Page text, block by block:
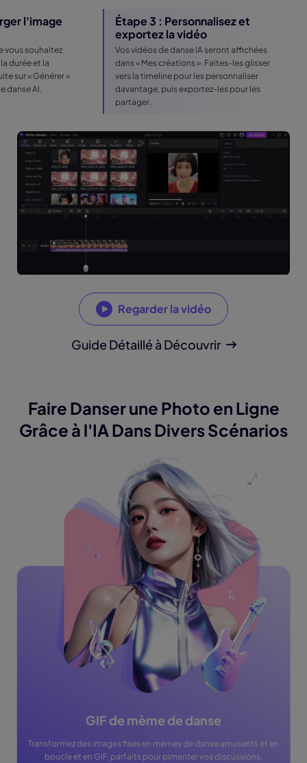
l'image
vous souhaitez
durée et la
sur « Générer »
danse Al.
Étape 3 : Personnalisez et
exportez la vidéo
Vos vidéos de danse lA seront affichées
dans « Mes créations ». Faites-les glisser
vers la timeline pour les personnaliser
davantage, puis exportez-les pour les
partager.
Regarder la vidéo
Guide Détaillé à Découvrir
Faire Danser une Photo en Ligne
Grâce à l'IA Dans Divers Scénarios
GIF de mème de danse
Transformez des images fixes en mèmes de danse amusants et en
boucle et en GIF, parfaits pour pimenter vos discussions,